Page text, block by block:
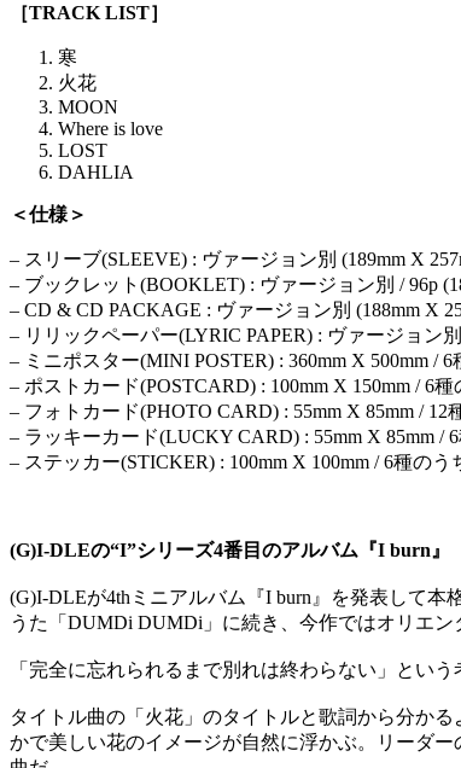
［TRACK LIST］
寒
火花
MOON
Where is love
LOST
DAHLIA
＜仕様＞
– スリーブ(SLEEVE) : ヴァージョン別 (189mm X
– ブックレット(BOOKLET) : ヴァージョン別 / 96p
– CD & CD PACKAGE : ヴァージョン別 (188mm X
– リリックペーパー(LYRIC PAPER) : ヴァージョン
– ミニポスター(MINI POSTER) : 360mm X 500mm /
– ポストカード(POSTCARD) : 100mm X 150mm / 6
– フォトカード(PHOTO CARD) : 55mm X 85mm /
– ラッキーカード(LUCKY CARD) : 55mm X 85mm /
– ステッカー(STICKER) : 100mm X 100mm / 6種の
(G)I-DLEの“I”シリーズ4番目のアルバム『I burn』
(G)I-DLEが4thミニアルバム『I burn』を発表して
うた「DUMDi DUMDi」に続き、今作ではオリエ
「完全に忘れられるまで別れは終わらない」とい
タイトル曲の「火花」のタイトルと歌詞から分か
かで美しい花のイメージが自然に浮かぶ。リーダ